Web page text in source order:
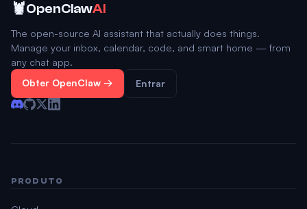
🦞OpenClawAI
The open-source AI assistant that actually does things.
Manage your inbox, calendar, code, and smart home — from
any chat app.
Obter OpenClaw → Entrar
PRODUTO